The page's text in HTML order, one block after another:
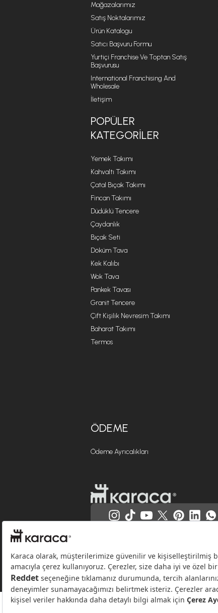
Mağazalarımız
Satış Noktalarımız
Ürün Katalogu
Satıcı Başvuru Formu
Yurtiçi Franchise Ve Toptan Satış
Başvurusu
International Franchising And
Wholesale
İletişim
POPÜLER
KATEGORILER
Yemek Takımı
Kahvaltı Takımı
Çatal Bıçak Takımı
Fincan Takımı
Düdüklü Tencere
Çaydanlık
Bıçak Seti
Döküm Tava
Kek Kalıbı
Wok Tava
Pankek Tavası
Granit Tencere
Çift Kişilik Nevresim Takımı
Baharat Takımı
Termos
ÖDEME
Ödeme Ayrıcalıkları